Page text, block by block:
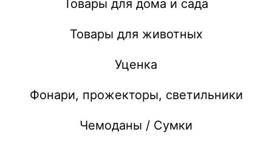
Товары для дома и сада
Товары для животных
Уценка
Фонари, прожекторы, светильники
Чемоданы / Сумки